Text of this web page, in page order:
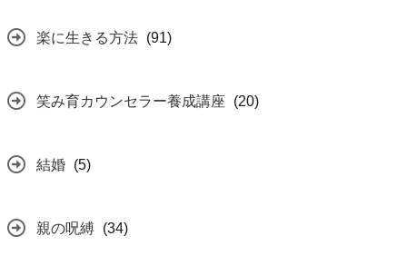
楽に生きる方法 (91)
笑み育カウンセラー養成講座 (20)
結婚 (5)
親の呪縛 (34)